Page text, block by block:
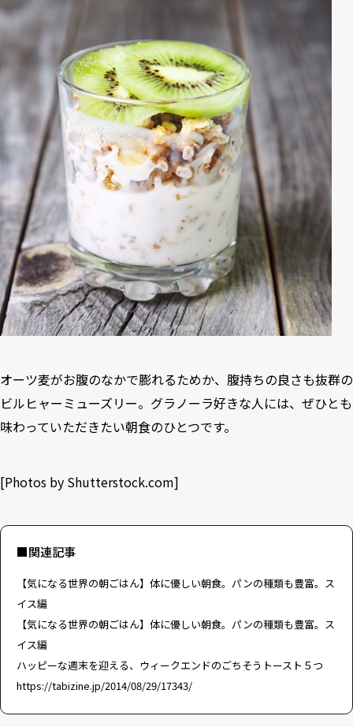
オーツ麦がお腹のなかで膨れるためか、腹持ちの良さも抜群の
ビルヒャーミューズリー。グラノーラ好きな人には、ぜひとも
味わっていただきたい朝食のひとつです。
[Photos by Shutterstock.com]
■関連記事
【気になる世界の朝ごはん】体に優しい朝食。パンの種類も豊富。ス
イス編
【気になる世界の朝ごはん】体に優しい朝食。パンの種類も豊富。ス
イス編
ハッピーな週末を迎える、ウィークエンドのごちそうトースト５つ
https://tabizine.jp/2014/08/29/17343/